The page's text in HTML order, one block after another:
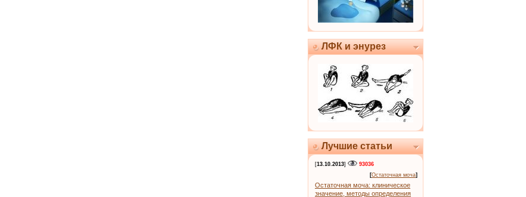
ЛФК и энурез
Лучшие статьи
[13.10.2013]
93036
[Остаточная моча]
Остаточная моча: клиническое
значение, методы определения